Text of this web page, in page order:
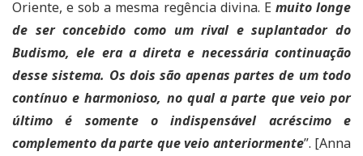
Oriente, e sob a mesma regência divina. E muito longe
de ser concebido como um rival e suplantador do
Budismo, ele era a direta e necessária continuação
desse sistema. Os dois são apenas partes de um todo
contínuo e harmonioso, no qual a parte que veio por
último é somente o indispensável acréscimo e
complemento da parte que veio anteriormente”. [Anna